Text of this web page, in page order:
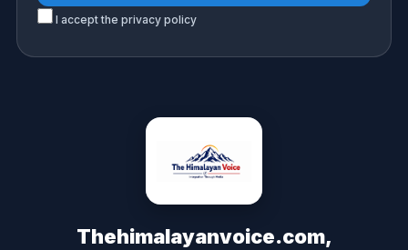
I accept the privacy policy
Thehimalayanvoice.com,